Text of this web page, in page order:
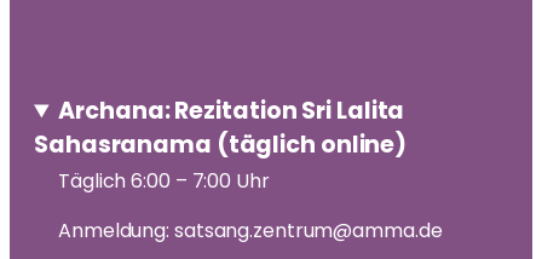
Archana: Rezitation Sri Lalita
Sahasranama (täglich online)
Täglich 6:00 – 7:00 Uhr
Anmeldung: satsang.zentrum@amma.de